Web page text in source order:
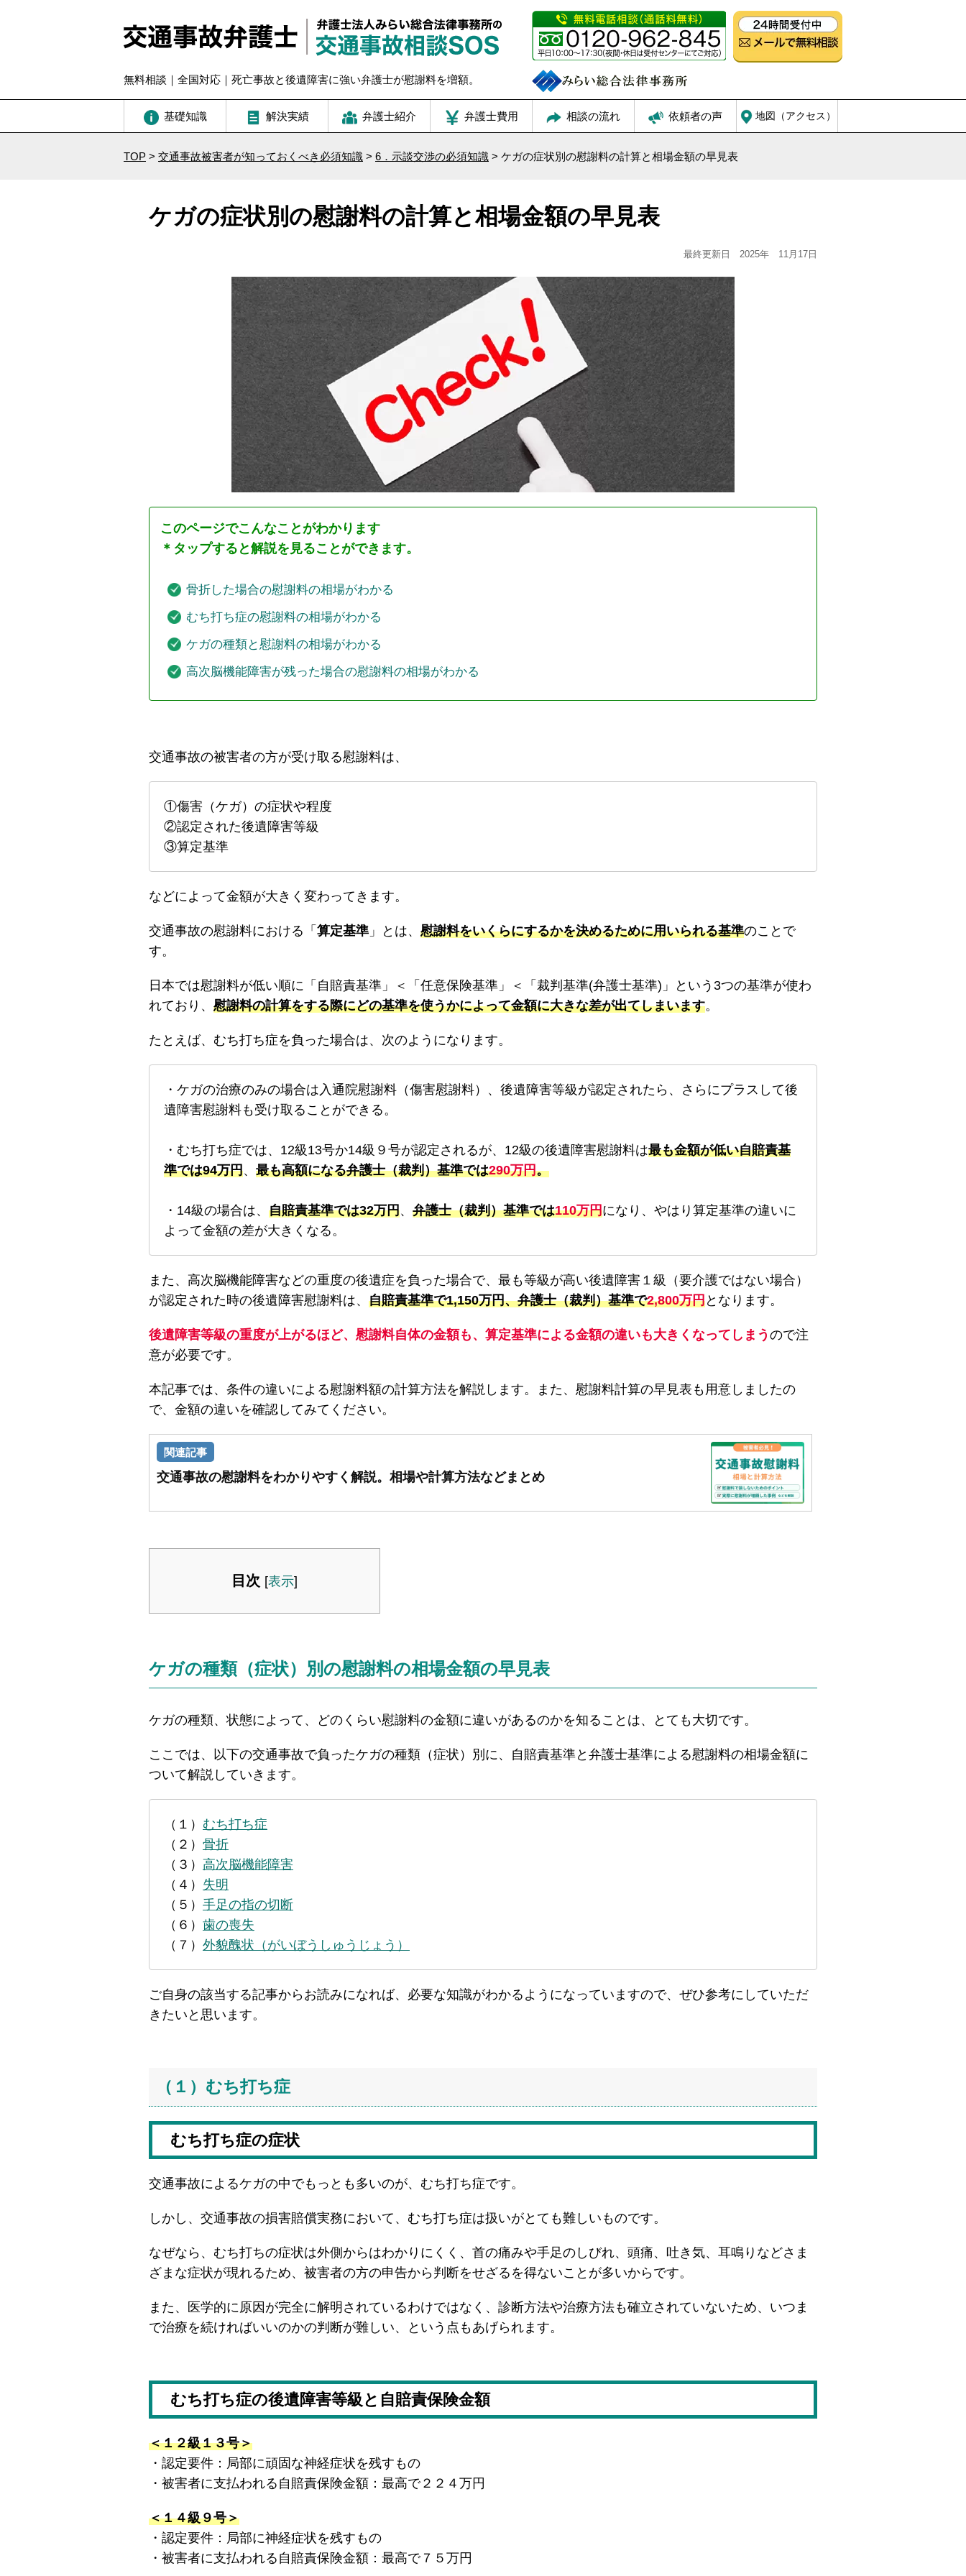
無料相談｜全国対応｜死亡事故と後遺障害に強い弁護士が慰謝料を増額。
基礎知識 解決実績 弁護士紹介 弁護士費用 相談の流れ 依頼者の声 地図（アクセス）
TOP > 交通事故被害者が知っておくべき必須知識 > 6．示談交渉の必須知識 > ケガの症状別の慰謝料の計算と相場金額の早見表
ケガの症状別の慰謝料の計算と相場金額の早見表
最終更新日 2025年 11月17日
このページでこんなことがわかります
＊タップすると解説を見ることができます。
骨折した場合の慰謝料の相場がわかる
むち打ち症の慰謝料の相場がわかる
ケガの種類と慰謝料の相場がわかる
高次脳機能障害が残った場合の慰謝料の相場がわかる
交通事故の被害者の方が受け取る慰謝料は、
①傷害（ケガ）の症状や程度
②認定された後遺障害等級
③算定基準
などによって金額が大きく変わってきます。
交通事故の慰謝料における「 算定基準 」とは、 慰謝料をいくらにするかを決めるために用いられる基準のことで
す。
日本では慰謝料が低い順に「自賠責基準」
＜「任意保険基準」＜「裁判基準(弁護士基準)」という3つの基準が使わ
れており、 慰謝料の計算をする際にどの基準を使うかによって金額に大きな差が出てしまいます。
たとえば、むち打ち症を負った場合は、次のようになります。
・ケガの治療のみの場合は入通院慰謝料（傷害慰謝料）、後遺障害等級が認定されたら、さらにプラスして後
遺障害慰謝料も受け取ることができる。
・むち打ち症では、12級13号か14級９号が認定されるが、12級の後遺障害慰謝料は最も金額が低い自賠責基
準では94万円、 最も高額になる弁護士（裁判）基準では290万円。
・14級の場合は、 自賠責基準では32万円、 弁護士（裁判）基準では110万円になり、やはり算定基準の違いに
よって金額の差が大きくなる。
また、高次脳機能障害などの重度の後遺症を負った場合で、最も等級が高い後遺障害１級（要介護ではない場合）
が認定された時の後遺障害慰謝料は、 自賠責基準で1,150万円、弁護士（裁判）基準で2,800万円となります。
後遺障害等級の重度が上がるほど、慰謝料自体の金額も、算定基準による金額の違いも大きくなってしまう ので注
意が必要です。
本記事では、条件の違いによる慰謝料額の計算方法を解説します。また、慰謝料計算の早見表も用意しましたの
で、金額の違いを確認してみてください。
交通事故の慰謝料をわかりやすく解説。相場や計算方法などまとめ
目次 [表示]
ケガの種類（症状）別の慰謝料の相場金額の早見表
ケガの種類、状態によって、どのくらい慰謝料の金額に違いがあるのかを知ることは、とても大切です。
ここでは、以下の交通事故で負ったケガの種類（症状）別に、自賠責基準と弁護士基準による慰謝料の相場金額に
ついて解説していきます。
（１） むち打ち症
（２） 骨折
（３） 高次脳機能障害
（４） 失明
（５） 手足の指の切断
（６） 歯の喪失
（７） 外貌醜状（がいぼうしゅうじょう）
ご自身の該当する記事からお読みになれば、必要な知識がわかるようになっていますので、ぜひ参考にしていただ
きたいと思います。
（１）むち打ち症
むち打ち症の症状
交通事故によるケガの中でもっとも多いのが、むち打ち症です。
しかし、交通事故の損害賠償実務において、むち打ち症は扱いがとても難しいものです。
なぜなら、むち打ちの症状は外側からはわかりにくく、首の痛みや手足のしびれ、頭痛、吐き気、耳鳴りなどさま
ざまな症状が現れるため、被害者の方の申告から判断をせざるを得ないことが多いからです。
また、医学的に原因が完全に解明されているわけではなく、診断方法や治療方法も確立されていないため、いつま
で治療を続ければいいのかの判断が難しい、という点もあげられます。
むち打ち症の後遺障害等級と 自賠責保険金額
＜１２級１３号＞
・認定要件：局部に頑固な神経症状を残すもの
・被害者に支払われる自賠責保険金額 ：最高で２２４万円
＜１４級９号＞
・認定要件：局部に神経症状を残すもの
・被害者に支払われる自賠責保険金額 ：最高で７５万円